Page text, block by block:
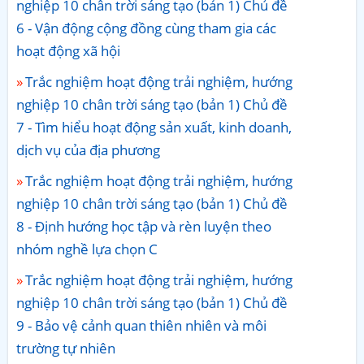
nghiệp 10 chân trời sáng tạo (bản 1) Chủ đề
6 - Vận động cộng đồng cùng tham gia các
hoạt động xã hội
Trắc nghiệm hoạt động trải nghiệm, hướng
nghiệp 10 chân trời sáng tạo (bản 1) Chủ đề
7 - Tìm hiểu hoạt động sản xuất, kinh doanh,
dịch vụ của địa phương
Trắc nghiệm hoạt động trải nghiệm, hướng
nghiệp 10 chân trời sáng tạo (bản 1) Chủ đề
8 - Định hướng học tập và rèn luyện theo
nhóm nghề lựa chọn C
Trắc nghiệm hoạt động trải nghiệm, hướng
nghiệp 10 chân trời sáng tạo (bản 1) Chủ đề
9 - Bảo vệ cảnh quan thiên nhiên và môi
trường tự nhiên